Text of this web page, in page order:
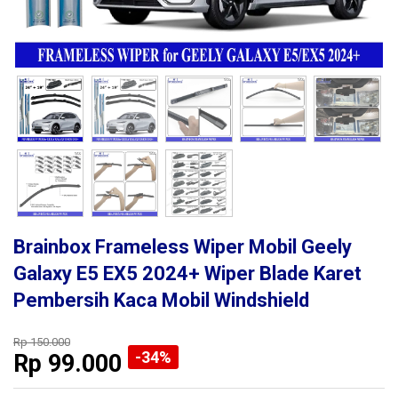
Brainbox Frameless Wiper Mobil Geely
Galaxy E5 EX5 2024+ Wiper Blade Karet
Pembersih Kaca Mobil Windshield
Rp 150.000
Rp 99.000 -34%